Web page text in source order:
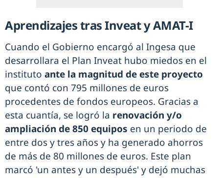
Aprendizajes tras Inveat y AMAT-I
Cuando el Gobierno encargó al Ingesa que
desarrollara el Plan Inveat hubo miedos en el
instituto ante la magnitud de este proyecto
que contó con 795 millones de euros
procedentes de fondos europeos. Gracias a
esta cuantía, se logró la renovación y/o
ampliación de 850 equipos en un periodo de
entre dos y tres años y ha generado ahorros
de más de 80 millones de euros. Este plan
marcó 'un antes y un después' y dejó muchas